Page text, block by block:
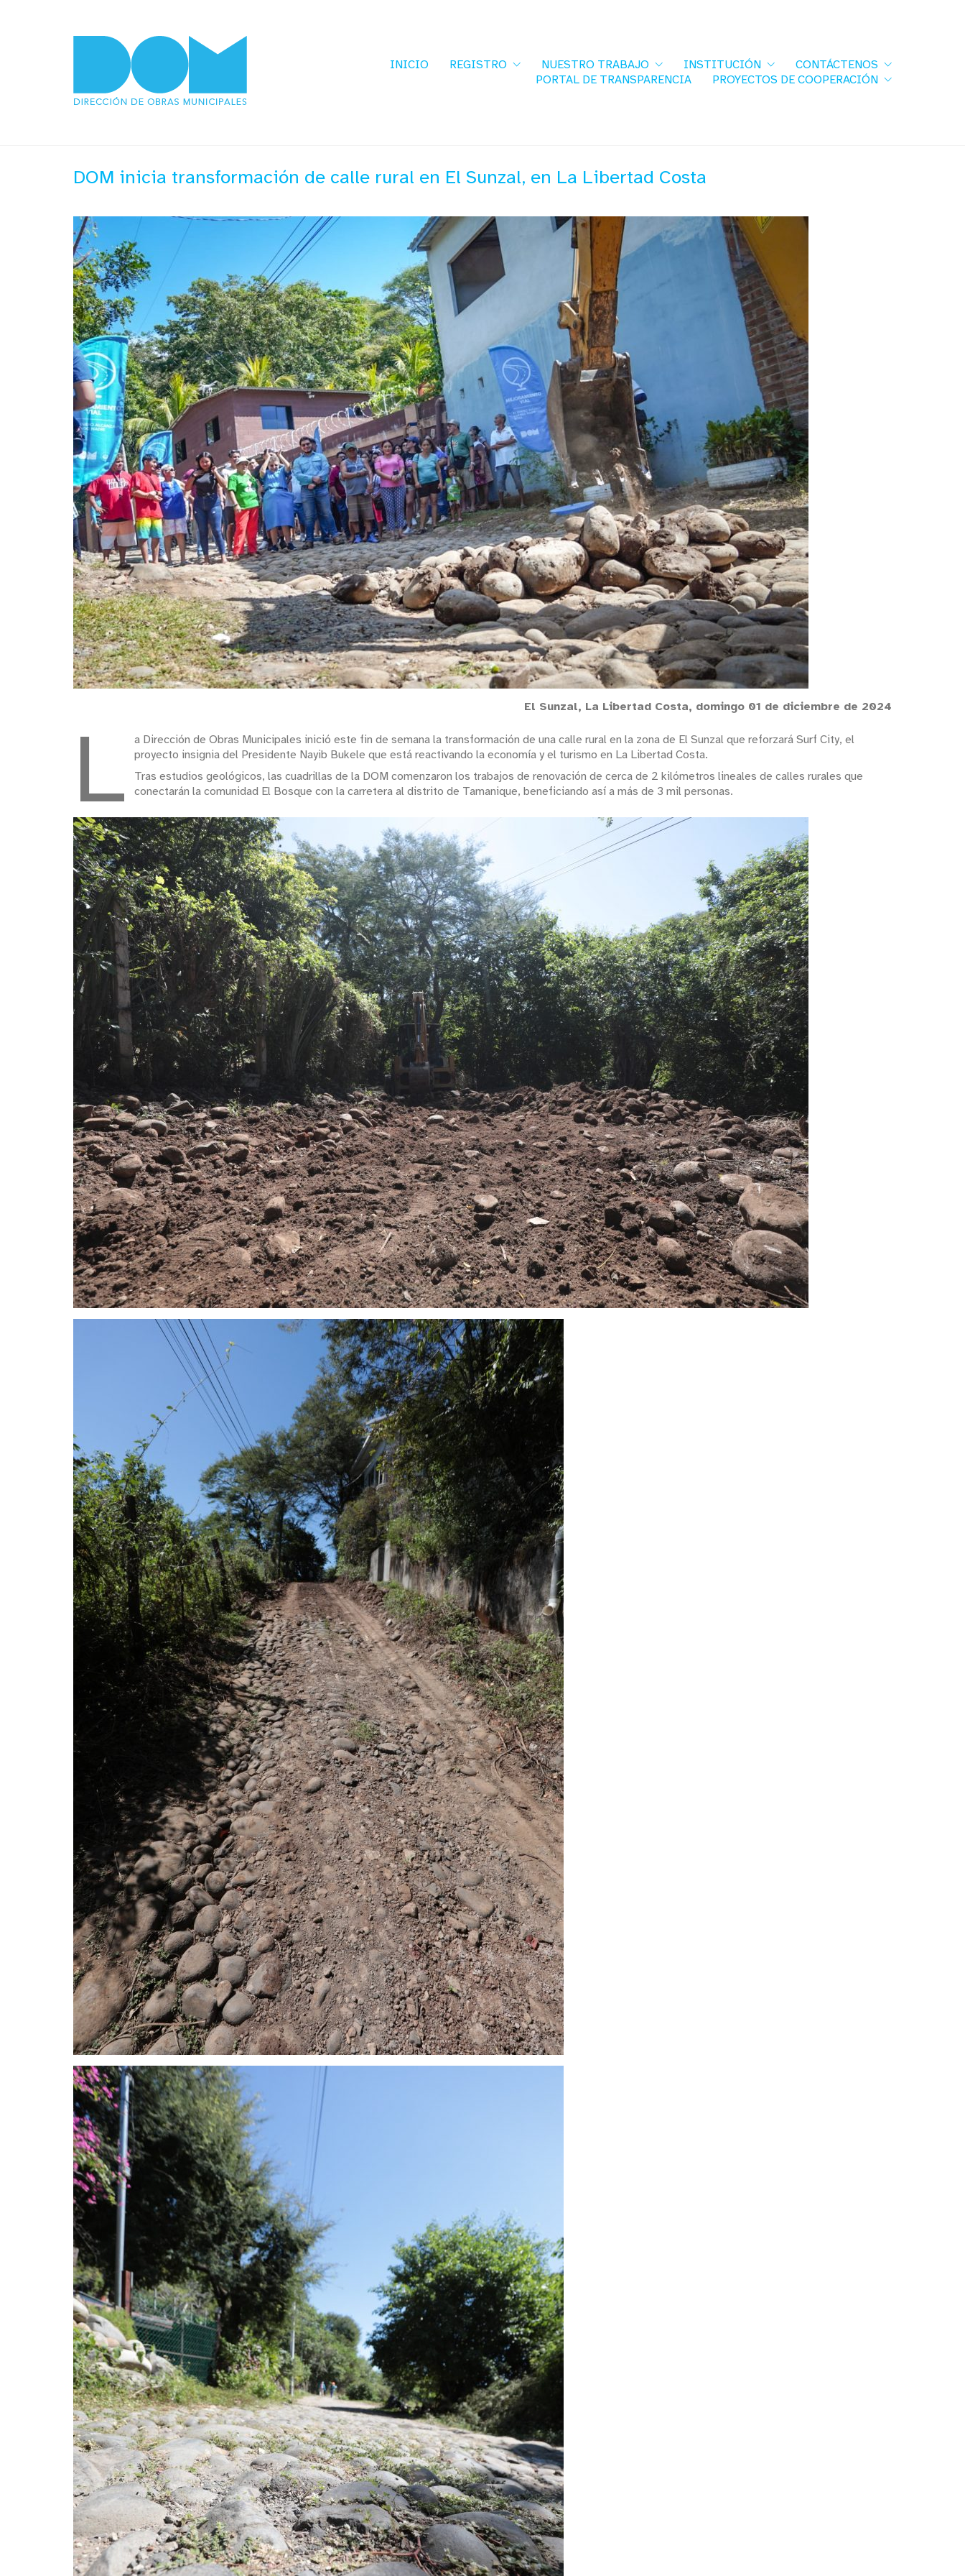
INICIO REGISTRO NUESTRO TRABAJO INSTITUCIÓN
CONTÁCTENOS
PORTAL DE TRANSPARENCIA
PROYECTOS DE COOPERACIÓN
DOM inicia transformación de calle rural en El Sunzal, en La Libertad Costa
El Sunzal, La Libertad Costa, domingo 01 de diciembre de 2024
L
a Dirección de Obras Municipales inició este fin de semana la transformación de una calle rural en la zona de El Sunzal que reforzará Surf City, el
proyecto insignia del Presidente Nayib Bukele que está reactivando la economía y el turismo en La Libertad Costa.
Tras estudios geológicos, las cuadrillas de la DOM comenzaron los trabajos de renovación de cerca de 2 kilómetros lineales de calles rurales que
conectarán la comunidad El Bosque con la carretera al distrito de Tamanique, beneficiando así a más de 3 mil personas.